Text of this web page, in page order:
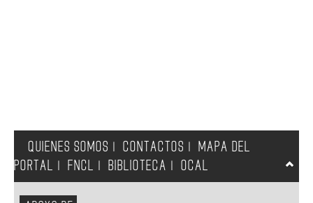
QUIENES SOMOS CONTACTOS
MAPA DEL
PORTAL
FNCL BIBLIOTECA OCAL